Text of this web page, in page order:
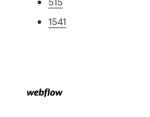
1541